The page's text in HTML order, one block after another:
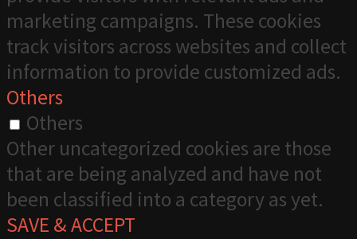
marketing campaigns. These cookies
track visitors across websites and collect
information to provide customized ads.
Others
Others
Other uncategorized cookies are those
that are being analyzed and have not
been classified into a category as yet.
SAVE & ACCEPT